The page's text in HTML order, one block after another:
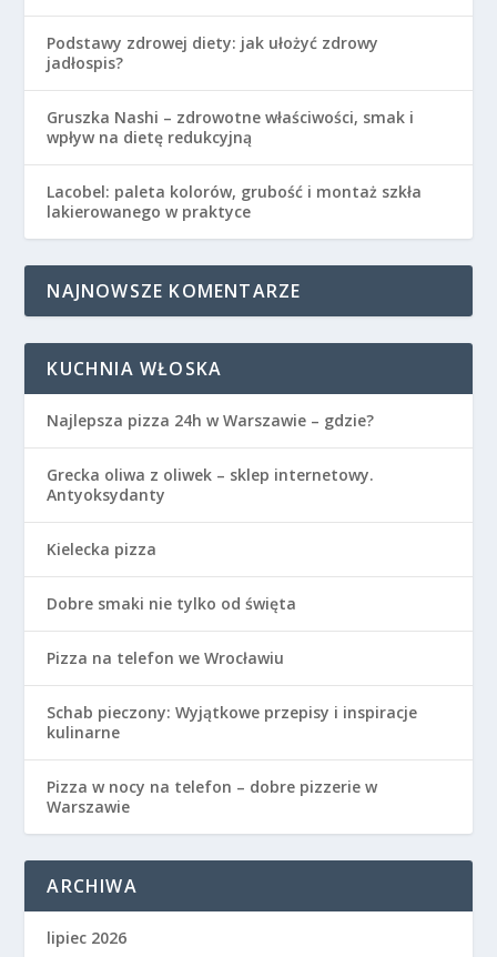
Podstawy zdrowej diety: jak ułożyć zdrowy
jadłospis?
Gruszka Nashi – zdrowotne właściwości, smak i
wpływ na dietę redukcyjną
Lacobel: paleta kolorów, grubość i montaż szkła
lakierowanego w praktyce
NAJNOWSZE KOMENTARZE
KUCHNIA WŁOSKA
Najlepsza pizza 24h w Warszawie – gdzie?
Grecka oliwa z oliwek – sklep internetowy.
Antyoksydanty
Kielecka pizza
Dobre smaki nie tylko od święta
Pizza na telefon we Wrocławiu
Schab pieczony: Wyjątkowe przepisy i inspiracje
kulinarne
Pizza w nocy na telefon – dobre pizzerie w
Warszawie
ARCHIWA
lipiec 2026